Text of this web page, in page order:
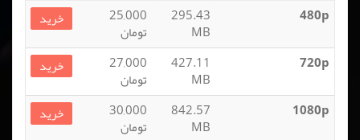
480p
295.43
MB
25,000
تومان
خرید
720p
427.11
MB
27,000
تومان
خرید
1080p
842.57
MB
30,000
تومان
خرید